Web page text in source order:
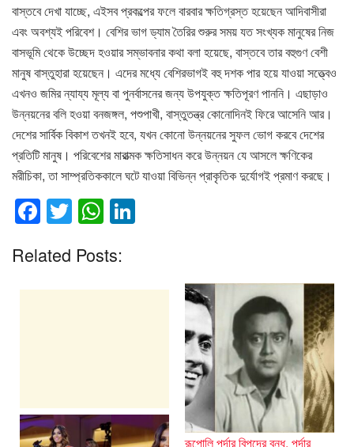
বাস্তবে দেখা যাচ্ছে, এইসব প্রকল্পের ফলে বারবার ক্ষতিগ্রস্ত হয়েছেন আদিবাসীরা
এবং অবশ্যই পরিবেশ। বেশির ভাগ ড্যাম তৈরির শুরুর সময় যত সংখ্যক মানুষের নিজ
বাসভূমি থেকে উচ্ছেদ হওয়ার সম্ভাবনার কথা বলা হয়েছে, বাস্তবে তার বহুগুণ বেশী
মানুষ বাস্তুহারা হয়েছেন। এদের মধ্যে বেশিরভাগই বহু দশক পার হয়ে যাওয়া সত্ত্বেও
এখনও জমির ন্যায্য মূল্য বা পুনর্বাসনের জন্য উপযুক্ত ক্ষতিপূরণ পাননি। এছাড়াও
উন্নয়নের বলি হওয়া বনজঙ্গল, পশুপাখী, বাস্তুতন্ত্র কোনোদিনই ফিরে আসেনি আর।
দেশের সার্বিক বিকাশ তখনই হবে, যখন কোনো উন্নয়নের সুফল ভোগ করবে দেশের
প্রতিটি মানুষ। পরিবেশের মারাত্মক ক্ষতিসাধন করে উন্নয়ন যে আসলে ক্ষণিকের
মরীচিকা, তা সাম্প্রতিককালে ঘটে যাওয়া বিভিন্ন প্রাকৃতিক দুর্যোগই প্রমাণ করছে।
F
c
e
T
tt
er
W
at
s e
Related Posts:
রূপোলি পর্দার বিপদের বন্ধু, পর্দার